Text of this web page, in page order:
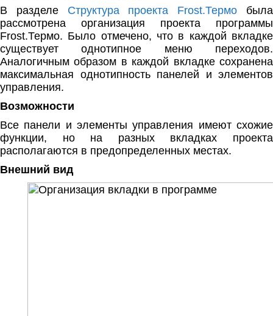
В разделе Структура проекта Frost.Термо была
рассмотрена организация проекта программы
Frost.Термо. Было отмечено, что в каждой вкладке
существует однотипное меню переходов.
Аналогичным образом в каждой вкладке сохранена
максимальная однотипность панелей и элементов
управления.
Возможности
Все панели и элементы управления имеют схожие
функции, но на разных вкладках проекта
располагаются в предопределенных местах.
Внешний вид